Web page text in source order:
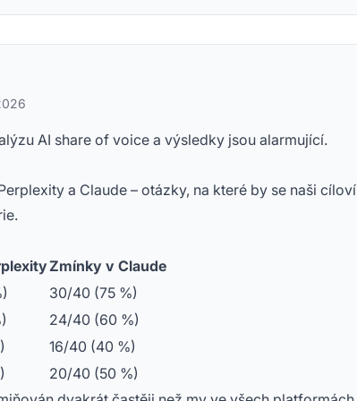
AI share of voice a výsledky jsou alarmující.
a Claude – otázky, na které by se naši cíloví
Zmínky v Claude
30/40 (75 %)
24/40 (60 %)
16/40 (40 %)
20/40 (50 %)